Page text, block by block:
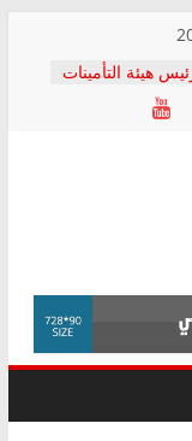
هيئة التأمينات
الأزمة لا ينهي
ونطالب بكشف
الصحي إلى
لجنة “الحق
الانتهاكات
وانتهاء أعمال
يعلن
زهران.. ويؤكد:
العادلة